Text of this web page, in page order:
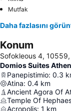
Mutfak
Daha fazlasını
Konum
Sofokleous 4,
Domios Suites
Panepistimio: 0.3
Atina: 0.4 km
Ancient Agora Of
Temple Of
Acropolis: 1 km